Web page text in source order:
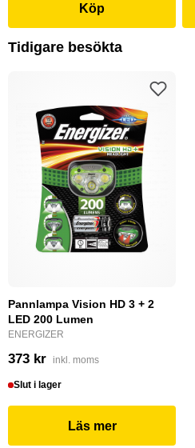
Köp
Tidigare besökta
Pannlampa Vision HD 3 + 2
LED 200 Lumen
ENERGIZER
373 kr inkl. moms
Slut i lager
Läs mer